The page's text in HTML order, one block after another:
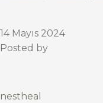
14 Mayıs 2024
Posted by
nestheal